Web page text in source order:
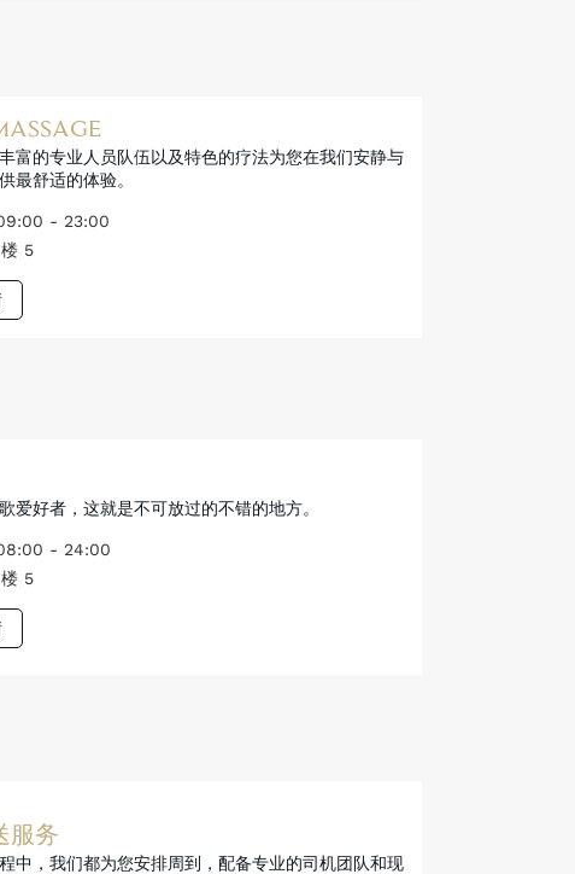
富的专业人员队伍以及特色的疗法为您在我们安静与
最舒适的体验。
- 23:00
5
爱好者，这就是不可放过的不错的地方。
- 24:00
5
服务
中，我们都为您安排周到，配备专业的司机团队和现